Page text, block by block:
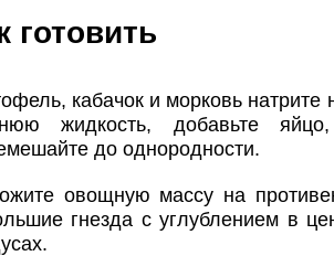
готовить
кабачок и морковь натрите
жидкость, добавьте
до однородности.
овощную массу на
гнезда с углублением в